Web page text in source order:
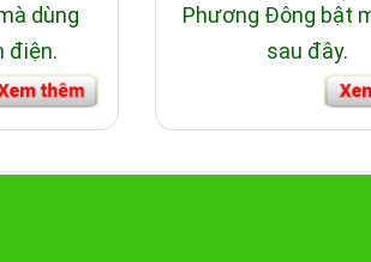
dùng
điện.
Phương Đông bật
sau đây.